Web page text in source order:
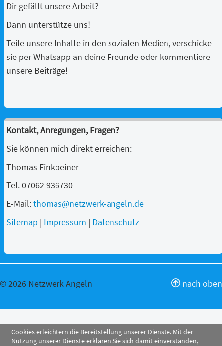
Dir gefällt unsere Arbeit?
Dann unterstütze uns!
Teile unsere Inhalte in den sozialen Medien, verschicke
sie per Whatsapp an deine Freunde oder kommentiere
unsere Beiträge!
Kontakt, Anregungen, Fragen?
Sie können mich direkt erreichen:
Thomas Finkbeiner
Tel. 07062 936730
E-Mail:thomas@netzwerk-angeln.de
Sitemap | Impressum | Datenschutz
nach oben
© 2026 Netzwerk Angeln
Cookies erleichtern die Bereitstellung unserer Dienste. Mit der
Nutzung unserer Dienste erklären Sie sich damit einverstanden,